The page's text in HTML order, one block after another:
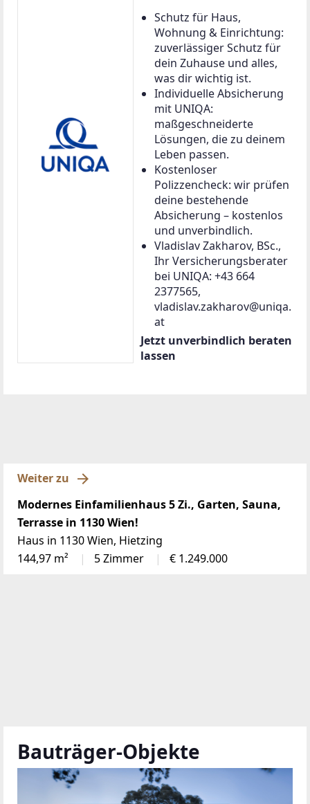
Schutz für Haus,
Wohnung & Einrichtung:
zuverlässiger Schutz für
dein Zuhause und alles,
was dir wichtig ist.
Individuelle Absicherung
mit UNIQA:
maßgeschneiderte
Lösungen, die zu deinem
Leben passen.
Kostenloser
Polizzencheck: wir prüfen
deine bestehende
Absicherung – kostenlos
und unverbindlich.
Vladislav Zakharov, BSc.,
Ihr Versicherungsberater
bei UNIQA: +43 664
2377565,
vladislav.zakharov@uniqa.
at
Jetzt unverbindlich beraten
lassen
Weiter zu
Modernes Einfamilienhaus 5 Zi., Garten, Sauna,
Terrasse in 1130 Wien!
Haus in 1130 Wien, Hietzing
144,97 m²
5 Zimmer € 1.249.000
Bauträger-Objekte